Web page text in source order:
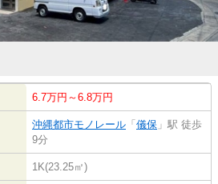
6.7万円～6.8万円
沖縄都市モノレール 「 儀保 」駅 徒歩
9分
1K(23.25㎡)